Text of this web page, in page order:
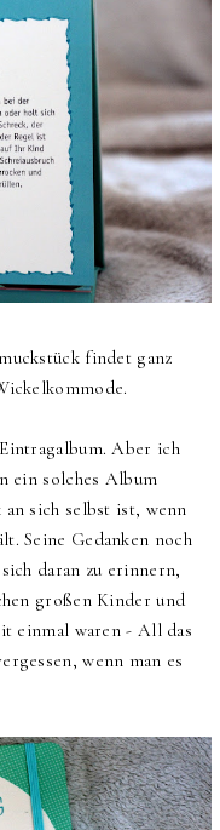
findet ganz
Aber ich
ein solches Album
an sich selbst ist, wenn
Seine Gedanken noch
daran zu erinnern,
großen Kinder und
einmal waren - All das
wenn man es